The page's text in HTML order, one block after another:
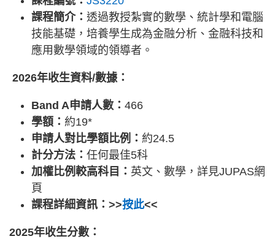
課程簡介： 透過教授紮實的數學、統計學和電腦
技能基礎，培養學生成為金融分析、金融科技和
應用數學領域的領導者。
2026年收生資料/數據：
Band A申請人數： 466
學額： 約19*
申請人對比學額比例： 約24.5
計分方法： 任何最佳5科
加權比例較高科目： 英文、數學，詳見JUPAS網
頁
課程詳細資訊：>>按此<<
2025年收生分數：